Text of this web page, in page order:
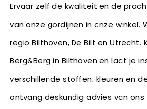
Ervaar zelf de kwaliteit en de
van onze gordijnen in onze winkel.
regio Bilthoven, De Bilt en Utrecht.
Berg&Berg in Bilthoven en laat je
verschillende stoffen, kleuren en
ontvang deskundig advies van